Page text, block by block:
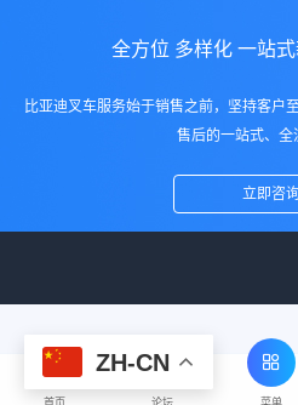
全方位 多样化 一站
比亚迪叉车服务始于销售之前，坚持客户
售后的一站式、全
立即咨
首页 论坛 菜单
ZH-CN